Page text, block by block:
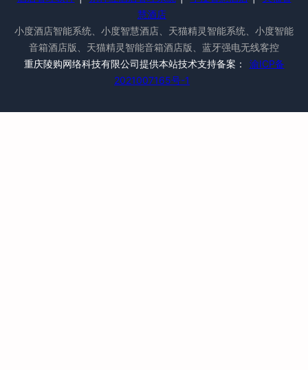
慧酒店
小度酒店智能系统、小度智慧酒店、天猫精灵智能系统、小度智能
音箱酒店版、天猫精灵智能音箱酒店版、蓝牙强电无线客控
重庆陵购网络科技有限公司提供本站技术支持备案：
渝ICP备
2021007165号-1